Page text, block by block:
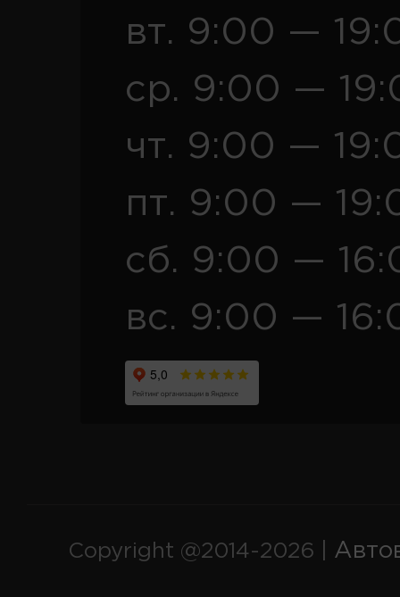
вт. 9:00 —
ср. 9:00 —
чт. 9:00 —
пт. 9:00 —
сб. 9:00 —
вс. 9:00 —
Copyright @2014-2026 |